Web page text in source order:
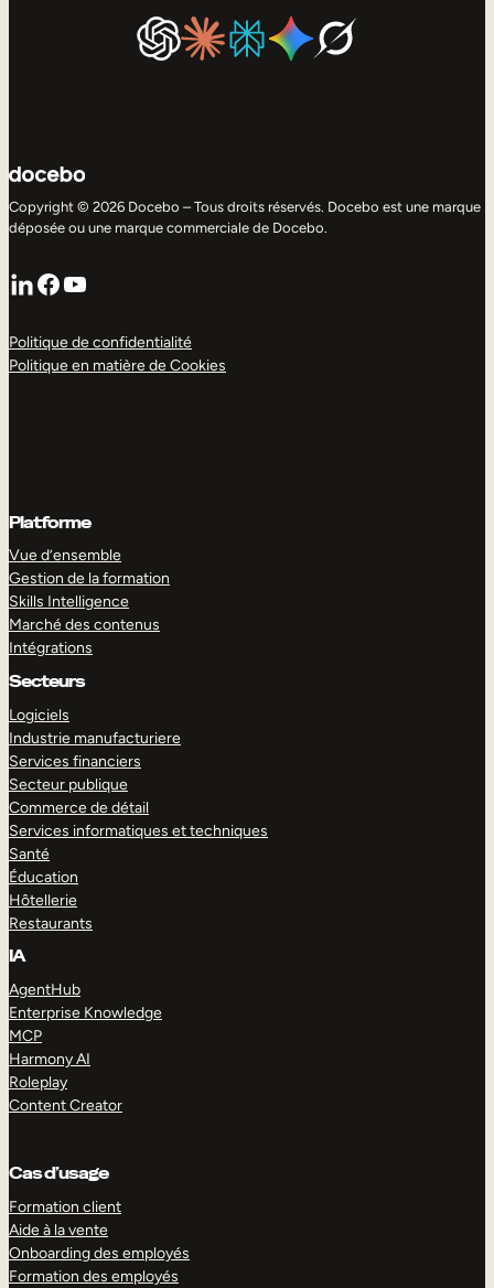
Copyright © 2026 Docebo – Tous droits réservés. Docebo est une marque
déposée ou une marque commerciale de Docebo.
LinkedIn
Facebook
YouTube
Politique de confidentialité
Politique en matière de Cookies
Platforme
Vue d’ensemble
Gestion de la formation
Skills Intelligence
Marché des contenus
Intégrations
Secteurs
Logiciels
Industrie manufacturiere
Services financiers
Secteur publique
Commerce de détail
Services informatiques et techniques
Santé
Éducation
Hôtellerie
Restaurants
IA
AgentHub
Enterprise Knowledge
MCP
Harmony AI
Roleplay
Content Creator
Cas d’usage
Formation client
Aide à la vente
Onboarding des employés
Formation des employés